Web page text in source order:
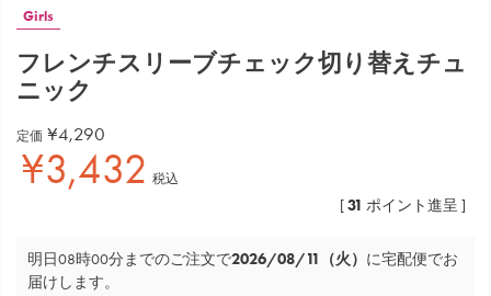
Girls
フレンチスリーブチェック切り替えチュ
ニック
定価 ¥4,290
¥3,432 税込
[31 ポイント進呈 ]
明日08時00分までのご注文で2026/08/11（火） に宅配便でお
届けします。